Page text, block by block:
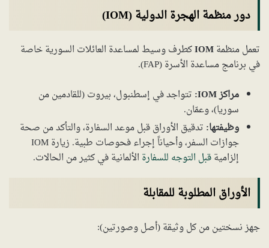
دور منظمة الهجرة الدولية (IOM)
تعمل منظمةIOMكطرف وسيط لمساعدة العائلات السورية خاصة
في برنامج مساعدة الأسرة (FAP).
مراكز IOM:
تتواجد في إسطنبول، بيروت (للقادمين من
سوريا)، وعمّان.
وظيفتها: تدقيق الأوراق قبل موعد السفارة، والتأكد من صحة
جوازات السفر، وأحياناً إجراء فحوصات طبية. زيارة IOM
إلزاميةقبل التوجه للسفارة الألمانية في كثير من الحالات.
الأوراق المطلوبة للمقابلة
جهز نسختين من كل وثيقة (أصل وصورتين):